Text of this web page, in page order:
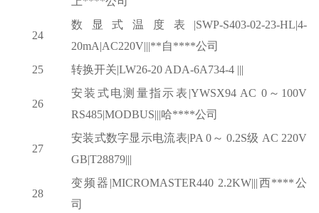
24
数显式温度表 |SWP-S403-02-23-HL|4-
20mA|AC220V|||**自****公司
25
转换开关|LW26-20 ADA-6A734-4 |||
26
安装式电测量指示表 |YWSX94 AC 0～100V
RS485|MODBUS|||哈****公司
27
安装式数字显示电流表|PA 0～ 0.2S级 AC 220V
GB|T28879|||
28
变频器 |MICROMASTER440 2.2KW|||西****公
司